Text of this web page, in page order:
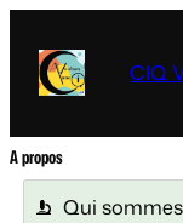
contenu
CIQ
A propos
Qui